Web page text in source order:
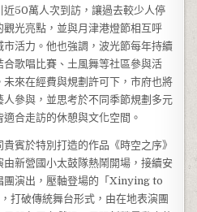
近50萬人次到訪，讓過去較少人停
光亮點，並與月津港燈節相互呼
活力。他也強調，波光節每年持續
歌唱比賽、土風舞等社區參與活
來在經費與規劃許可下，市府也將
參與，並思考於不同季節規劃多元
合走訪的休憩與文化空間。
賓於特別打造的作品《時空之序》
新營國小太鼓隊熱鬧開場，接續安
團演出，壓軸登場的「Xinying to
打破傳統舞台形式，由在地表演團